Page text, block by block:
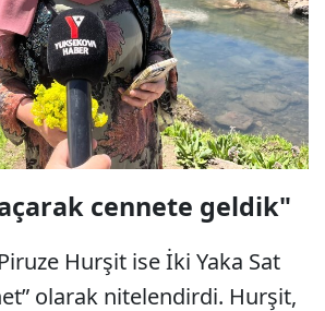
cennete geldik"
Hurşit ise İki Yaka Sat
olarak nitelendirdi. Hurşit,